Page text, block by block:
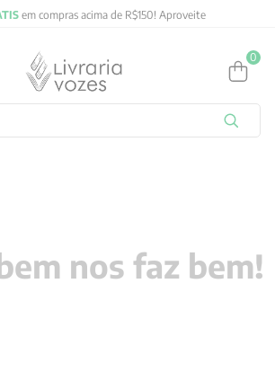
em compras acima de R$150! Aproveite
0
nos faz bem!